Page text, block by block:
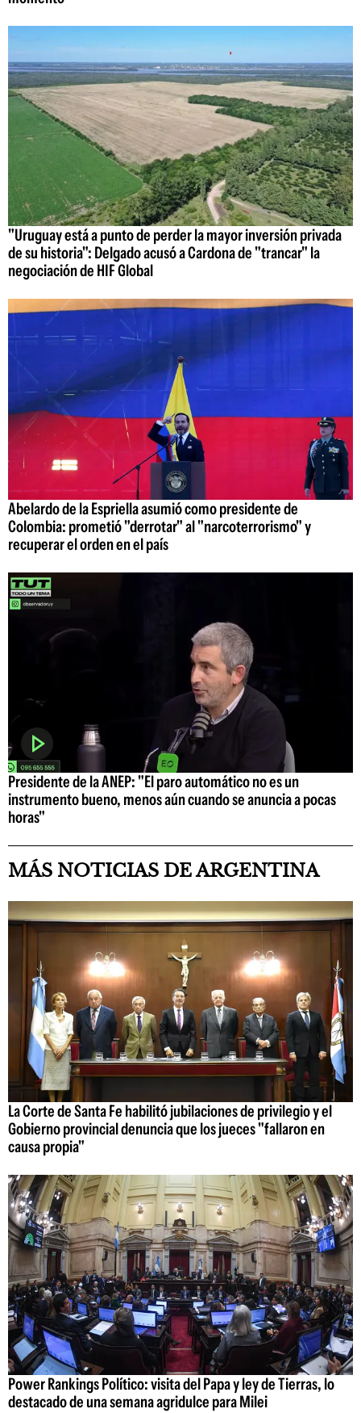
"Uruguay está a punto de perder la mayor inversión privada
de su historia": Delgado acusó a Cardona de "trancar" la
negociación de HIF Global
Abelardo de la Espriella asumió como presidente de
Colombia: prometió "derrotar" al "narcoterrorismo" y
recuperar el orden en el país
Presidente de la ANEP: "El paro automático no es un
instrumento bueno, menos aún cuando se anuncia a pocas
horas"
MÁS NOTICIAS DE ARGENTINA
La Corte de Santa Fe habilitó jubilaciones de privilegio y el
Gobierno provincial denuncia que los jueces "fallaron en
causa propia"
Power Rankings Político: visita del Papa y ley de Tierras, lo
destacado de una semana agridulce para Milei